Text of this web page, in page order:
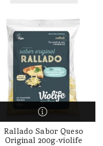
Rallado Sabor Queso
Original 200g-violife